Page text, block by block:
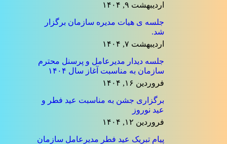
اردیبهشت ۹, ۱۴۰۴
جلسه ی هیات مدیره سازمان برگزار
شد.
اردیبهشت ۷, ۱۴۰۴
جلسه دیدار مدیرعامل و پرسنل محترم
سازمان به مناسبت آغاز سال ۱۴۰۴
فروردین ۱۶, ۱۴۰۴
برگزاری جشن به مناسبت عید فطر و
عید نوروز
فروردین ۱۲, ۱۴۰۴
پیام تبریک عید فطر مدیرعامل سازمان